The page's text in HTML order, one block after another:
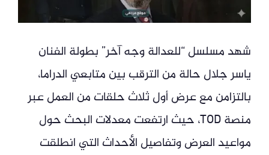
شهد مسلسل “للعدالة وجه آخر” بطولة الفنان
ياسر جلال حالة من الترقب بين متابعي الدراما،
بالتزامن مع عرض أول ثلاث حلقات من العمل عبر
منصة TOD، حيث ارتفعت معدلات البحث حول
مواعيد العرض وتفاصيل الأحداث التي انطلقت